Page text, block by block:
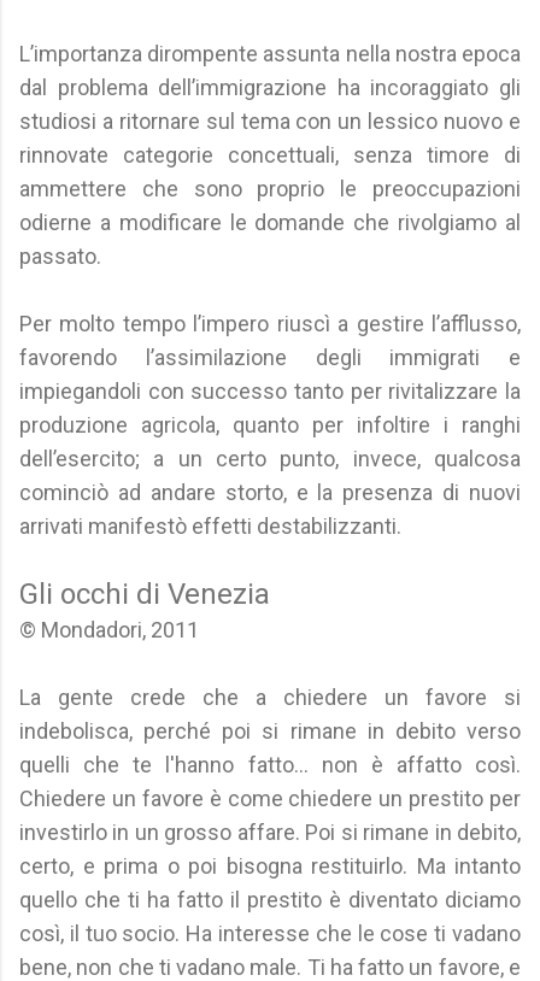
L’importanza dirompente assunta nella nostra epoca
dal problema dell’immigrazione ha incoraggiato gli
studiosi a ritornare sul tema con un lessico nuovo e
rinnovate categorie concettuali, senza timore di
ammettere che sono proprio le preoccupazioni
odierne a modificare le domande che rivolgiamo al
passato.
Per molto tempo l’impero riuscì a gestire l’afflusso,
favorendo l’assimilazione degli immigrati e
impiegandoli con successo tanto per rivitalizzare la
produzione agricola, quanto per infoltire i ranghi
dell’esercito; a un certo punto, invece, qualcosa
cominciò ad andare storto, e la presenza di nuovi
arrivati manifestò effetti destabilizzanti.
Gli occhi di Venezia
© Mondadori, 2011
La gente crede che a chiedere un favore si
indebolisca, perché poi si rimane in debito verso
quelli che te l'hanno fatto... non è affatto così.
Chiedere un favore è come chiedere un prestito per
investirlo in un grosso affare. Poi si rimane in debito,
certo, e prima o poi bisogna restituirlo. Ma intanto
quello che ti ha fatto il prestito è diventato diciamo
così, il tuo socio. Ha interesse che le cose ti vadano
bene, non che ti vadano male. Ti ha fatto un favore, e